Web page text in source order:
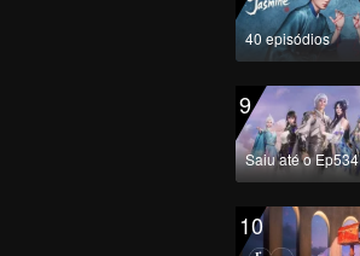
40 episódios
9
Saiu até o Ep534
10